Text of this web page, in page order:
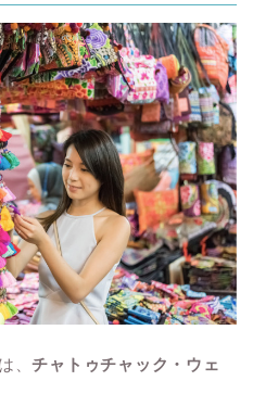
、チャトゥチャック・ウェ